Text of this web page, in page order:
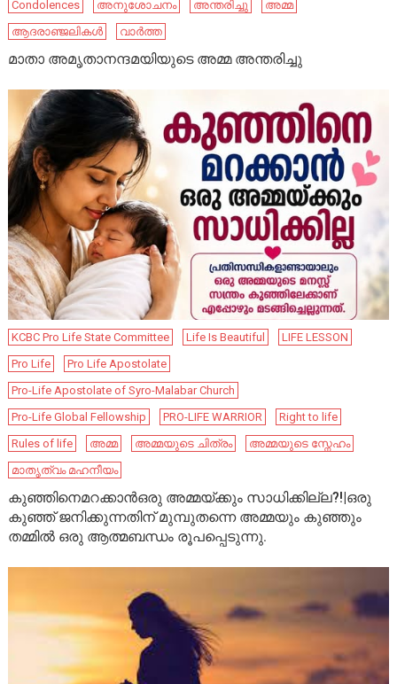
Condolences അനുശോചനം അന്തരിച്ചു
അമ്മ
ആദരാഞ്ജലികൾ
വാർത്ത
മാതാ അമൃതാനന്ദമയിയുടെ അമ്മ അന്തരിച്ചു
KCBC Pro Life State Committee Life Is Beautiful
LIFE LESSON
Pro Life
Pro Life Apostolate
Pro-Life Apostolate of Syro-Malabar Church
Pro-Life Global Fellowship
PRO-LIFE WARRIOR
Right to life
Rules of life
അമ്മ അമ്മയുടെ ചിത്രം
അമ്മയുടെ സ്നേഹം
മാതൃത്വം മഹനീയം
കുഞ്ഞിനെമറക്കാൻഒരു അമ്മയ്ക്കും സാധിക്കില്ല?!|ഒരു
കുഞ്ഞ് ജനിക്കുന്നതിന് മുമ്പുതന്നെ അമ്മയും കുഞ്ഞും
തമ്മിൽ ഒരു ആത്മബന്ധം രൂപപ്പെടുന്നു.